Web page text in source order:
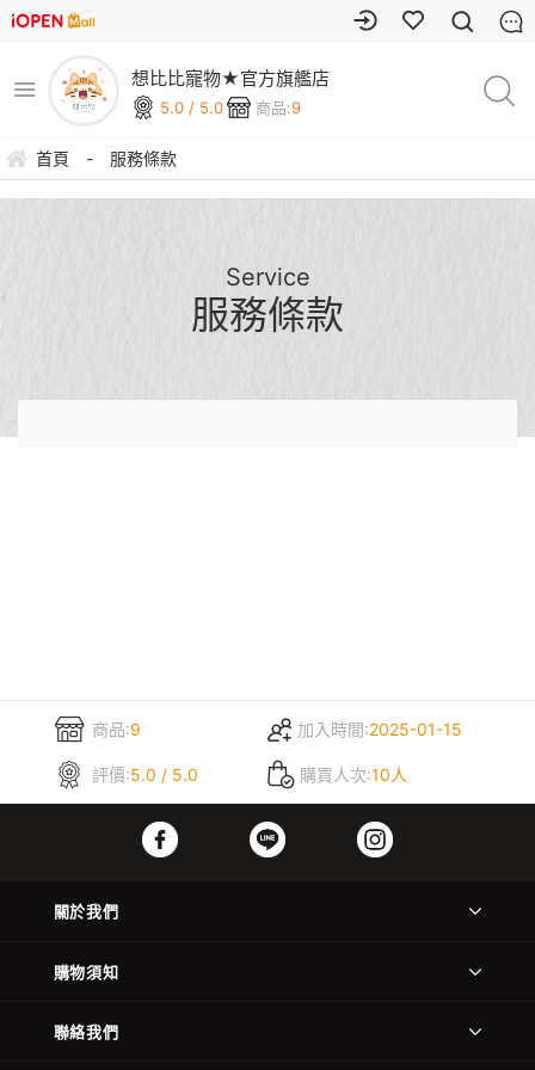
想比比寵物★官方旗艦店
5.0 / 5.0 商品:9
首頁 - 服務條款
Service
服務條款
商品:9 加入時間:2025-01-15
評價:5.0 / 5.0 購買人次:10人
關於我們
購物須知
聯絡我們